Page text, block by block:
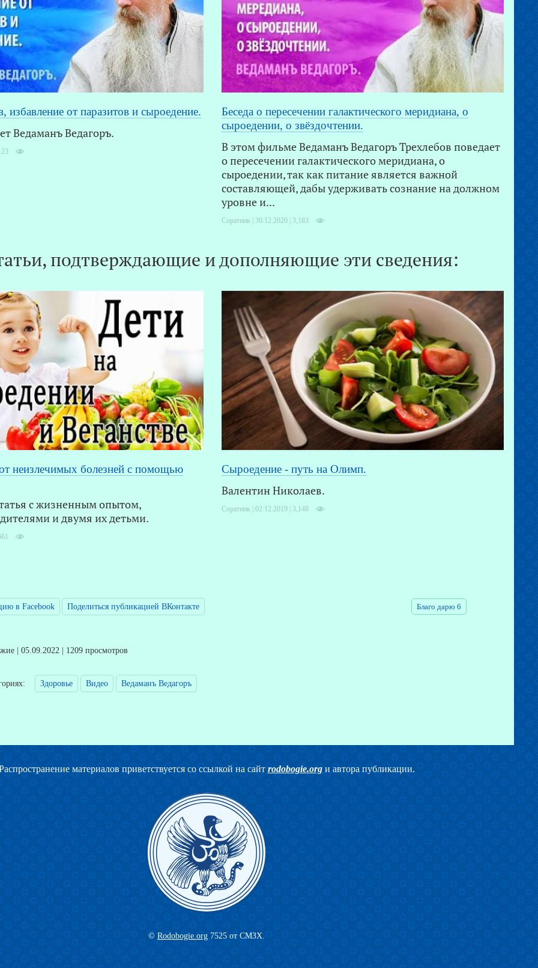
избавление от паразитов и сыроедение.
Ведаманъ Ведагоръ.
Беседа о пересечении галактического меридиана, о
сыроедении, о звёздочтении.
В этом фильме Ведаманъ Ведагоръ Треxлебов поведает
о пересечении галактического меридиана, о
сыроедении, так как питание является важной
составляющей, дабы удерживать сознание на должном
уровне и...
Соратник | 30.12.2020 | 3,183
подтверждающие и дополняющие эти сведения:
неизлечимых болезней с помощью
с жизненным опытом,
и двумя их детьми.
Сыроедение - путь на Олимп.
Валентин Николаев.
Соратник | 02.12.2019 | 3,148
в Facebook Поделиться публикацией ВКонтакте Благо дарю 6
| 05.09.2022 | 1209 просмотров
Здоровье Видео Ведаманъ Ведагоръ
материалов приветствуется со ссылкой на сайт rodobogie.orgи автора публикации.
© Rodobogie.org 7525 от СМЗХ.